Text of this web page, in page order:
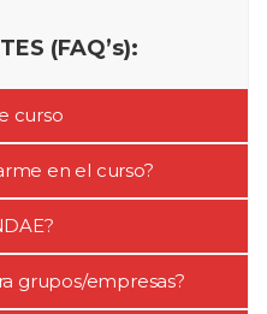
(FAQ’s):
curso
en el curso?
grupos/empresas?